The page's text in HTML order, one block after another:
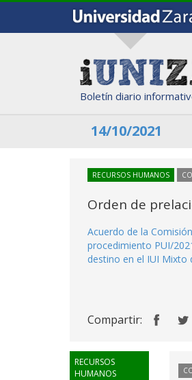
Boletín diario
14/10/2021
RECURSOS HUMANOS
Orden de
Acuerdo de la
procedimiento PUI/
destino en el IUI Mixto
Compartir:
RECURSOS
HUMANOS